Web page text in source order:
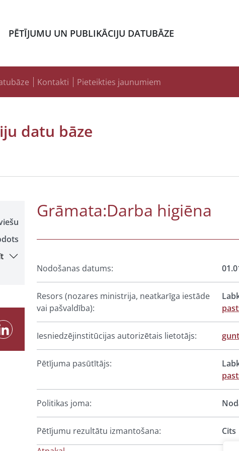
PĒTĪJUMU UN PUBLIKĀCIJU DATUBĀZE
Kontakti Pieteikties jaunumiem
datu bāze
Grāmata:Darba higiēna
Nodošanas datums:
Resors (nozares ministrija, neatkarīga iestāde
vai pašvaldība):
Iesniedzējinstitūcijas autorizētais lietotājs:
Pētījuma pasūtītājs:
Politikas joma:
Pētījumu rezultātu izmantošana:
Cits